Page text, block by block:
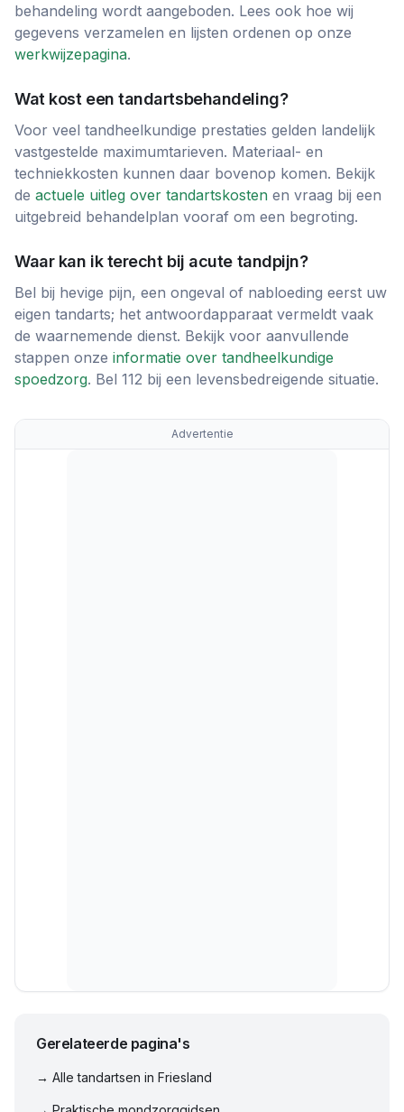
behandeling wordt aangeboden. Lees ook hoe wij
gegevens verzamelen en lijsten ordenen op onze
werkwijzepagina.
Wat kost een tandartsbehandeling?
Voor veel tandheelkundige prestaties gelden landelijk
vastgestelde maximumtarieven. Materiaal- en
techniekkosten kunnen daar bovenop komen. Bekijk
de actuele uitleg over tandartskosten en vraag bij een
uitgebreid behandelplan vooraf om een begroting.
Waar kan ik terecht bij acute tandpijn?
Bel bij hevige pijn, een ongeval of nabloeding eerst uw
eigen tandarts; het antwoordapparaat vermeldt vaak
de waarnemende dienst. Bekijk voor aanvullende
stappen onze informatie over tandheelkundige
spoedzorg. Bel 112 bij een levensbedreigende situatie.
Advertentie
Gerelateerde pagina's
→ Alle tandartsen in Friesland